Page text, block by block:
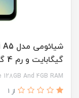
گیگابایت و رم 4 گیگابایت
And 4GB RAM
از 1